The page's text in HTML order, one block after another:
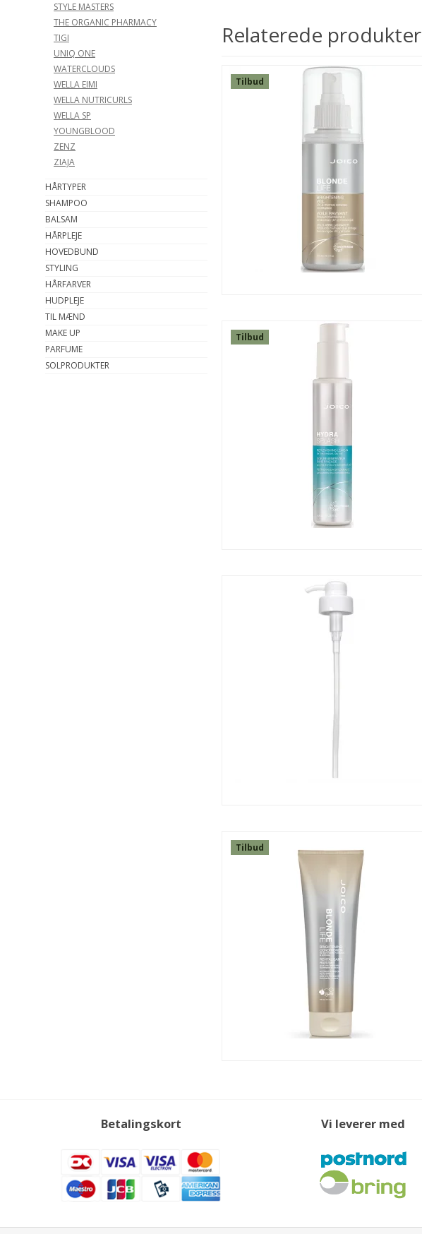
STYLE MASTERS
THE ORGANIC PHARMACY
TIGI
UNIQ ONE
WATERCLOUDS
WELLA EIMI
WELLA NUTRICURLS
WELLA SP
YOUNGBLOOD
ZENZ
ZIAJA
HÅRTYPER
SHAMPOO
BALSAM
HÅRPLEJE
HOVEDBUND
STYLING
HÅRFARVER
HUDPLEJE
TIL MÆND
MAKE UP
PARFUME
SOLPRODUKTER
Relaterede produkter
Tilbud
Tilbud
Tilbud
Betalingskort Vi leverer med